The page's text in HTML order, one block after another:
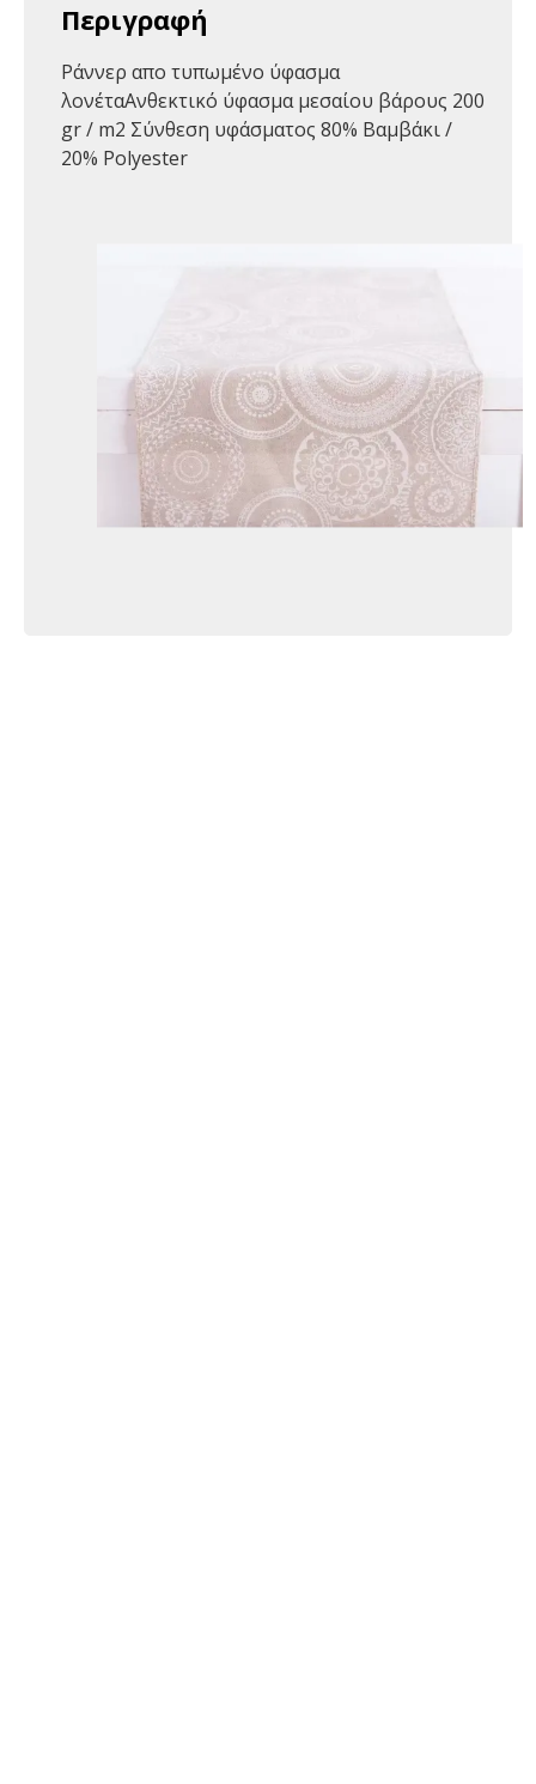
Περιγραφή
Ράννερ απο τυπωμένο ύφασμα
λονέταΑνθεκτικό ύφασμα μεσαίου βάρους 200
gr / m2 Σύνθεση υφάσματος 80% Βαμβάκι /
20% Polyester